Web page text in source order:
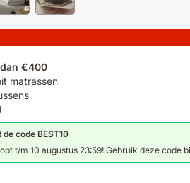
dan €400
matrassen
code BEST10
t/m 10 augustus 23:59! Gebruik deze code